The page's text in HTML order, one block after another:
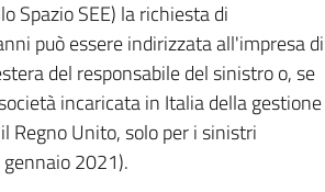
Spazio SEE) la richiesta di
può essere indirizzata all'impresa di
del responsabile del sinistro o, se
incaricata in Italia della gestione
Regno Unito, solo per i sinistri
2021).